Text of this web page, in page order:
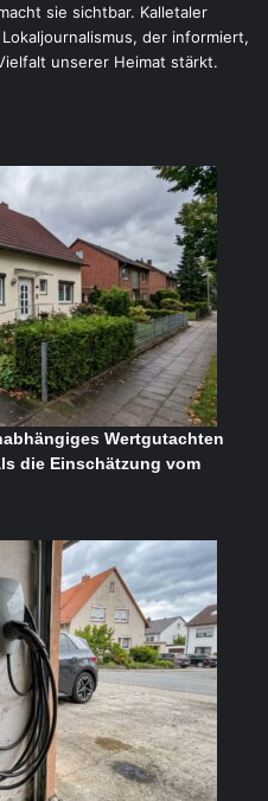
sie sichtbar. Kalletaler
der informiert,
unserer Heimat stärkt.
Wertgutachten
die Einschätzung vom